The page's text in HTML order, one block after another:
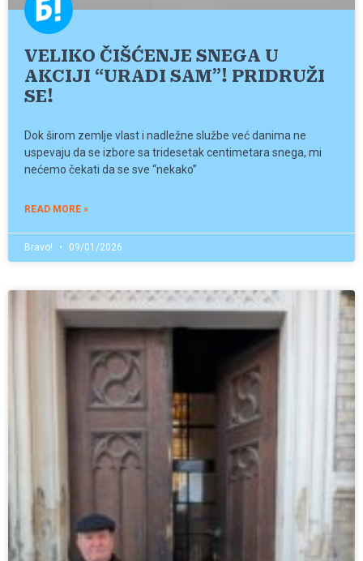
VELIKO ČIŠĆENJE SNEGA U
AKCIJI “URADI SAM”! PRIDRUŽI
SE!
Dok širom zemlje vlast i nadležne službe već danima ne
uspevaju da se izbore sa tridesetak centimetara snega, mi
nećemo čekati da se sve “nekako”
READ MORE »
Bravo! 09/01/2026